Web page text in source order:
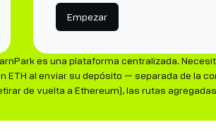
Empezar
es una plataforma centralizada.
al enviar su depósito — separada de la
de vuelta a Ethereum), las rutas